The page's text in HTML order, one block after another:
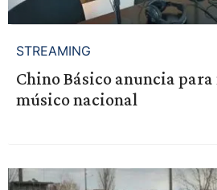
STREAMING
Chino Básico anuncia para
músico nacional